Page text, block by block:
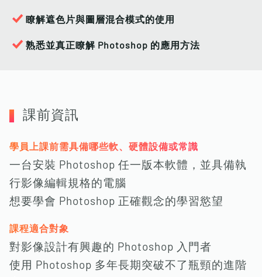
瞭解遮色片與圖層混合模式的使用
熟悉並真正瞭解 Photoshop 的應用方法
課前資訊
學員上課前需具備哪些軟、硬體設備或常識
一台安裝 Photoshop 任一版本軟體，並具備執
行影像編輯規格的電腦
想要學會 Photoshop 正確觀念的學習慾望
課程適合對象
對影像設計有興趣的 Photoshop 入門者
使用 Photoshop 多年長期突破不了瓶頸的進階